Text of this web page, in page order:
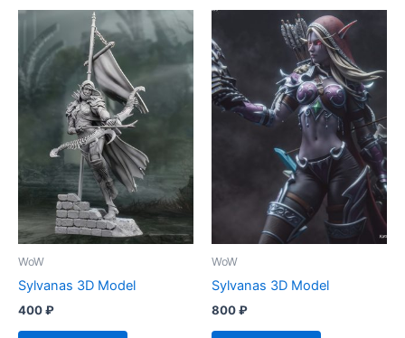
WoW
Sylvanas 3D Model
400₽
WoW
Sylvanas 3D Model
800₽